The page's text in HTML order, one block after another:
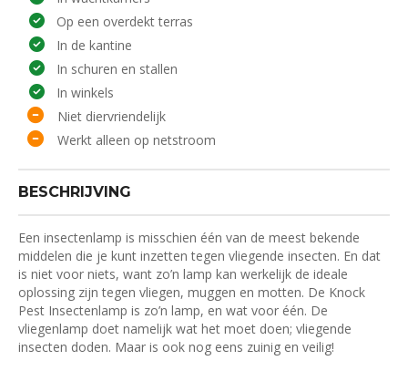
Op een overdekt terras
In de kantine
In schuren en stallen
In winkels
Niet diervriendelijk
Werkt alleen op netstroom
BESCHRIJVING
Een insectenlamp is misschien één van de meest bekende
middelen die je kunt inzetten tegen vliegende insecten. En dat
is niet voor niets, want zo’n lamp kan werkelijk de ideale
oplossing zijn tegen vliegen, muggen en motten. De Knock
Pest Insectenlamp is zo’n lamp, en wat voor één. De
vliegenlamp doet namelijk wat het moet doen; vliegende
insecten doden. Maar is ook nog eens zuinig en veilig!